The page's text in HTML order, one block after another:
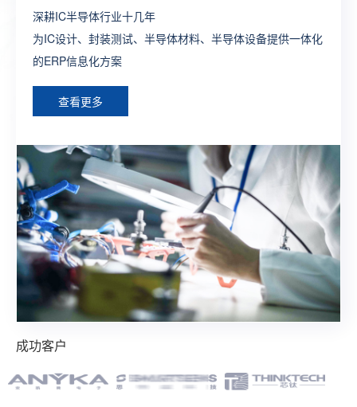
深耕IC半导体行业十几年
为IC设计、封装测试、半导体材料、半导体设备提供一体化
的ERP信息化方案
查看更多
成功客户
制造行业全供应链ERP流程方案
构建完整的大供应链管理体系，提供各个层面个性化，行业
化的ERP定制方案
查看更多
成功客户
打造生产全程一体化全业务链SAP解决方案
为制造型企业构建数字化工厂整体型ERP系统方案
成功客户
一款端到端闭环式的新零售一体化SAP解决方案
整合线上线下建立多渠道触达式消费体系，构建智慧型零售
综合型ERP方案
查看更多
成功客户
为外贸企业提供管理及运营一体化的ERP深度解决方案，让
外贸企业通过精细化管理实现效率最大化
成功客户